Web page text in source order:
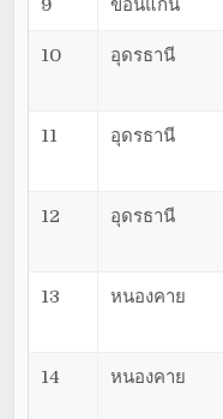
9 ขอนแก่น
10 อุดรธานี
11 อุดรธานี
12 อุดรธานี
13 หนองคาย
14 หนองคาย